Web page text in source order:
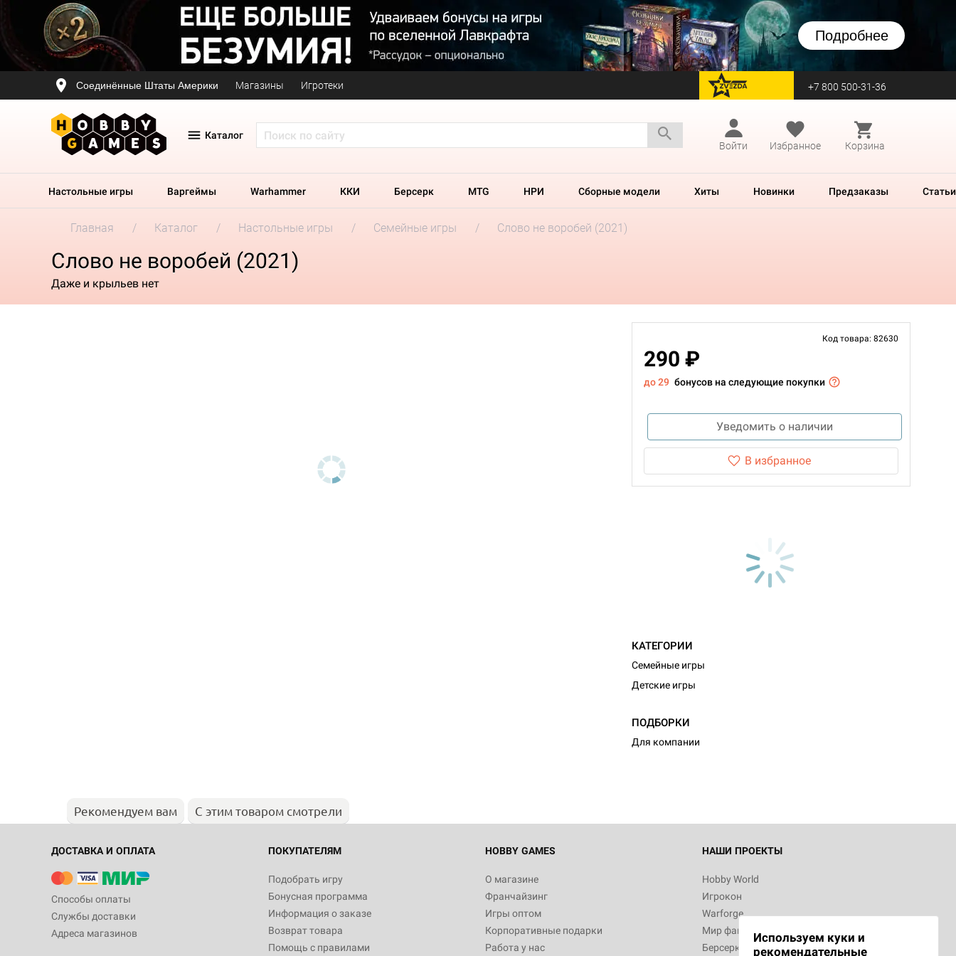
Подробнее
Соединённые Штаты Америки Магазины Игротеки перейти на Zvezda +7 800 500-31-36
Каталог
Войти
Избранное Корзина
Настольные игры Варгеймы Warhammer ККИ Берсерк MTG НРИ Сборные модели Хиты Новинки Предзаказы Статьи
Главная Каталог Настольные игры Семейные игры Слово не воробей (2021)
Слово не воробей (2021)
Даже и крыльев нет
Код товара: 82630
290 ₽
до 29 бонусов на следующие покупки
Уведомить о наличии
В избранное
КАТЕГОРИИ
Семейные игры
Детские игры
ПОДБОРКИ
Для компании
Рекомендуем вам С этим товаром смотрели
ДОСТАВКА И ОПЛАТА
Способы оплаты
Службы доставки
Адреса магазинов
ПОКУПАТЕЛЯМ
Подобрать игру
Бонусная программа
Информация о заказе
Возврат товара
Помощь с правилами
HOBBY GAMES
О магазине
Франчайзинг
Игры оптом
Корпоративные подарки
Работа у нас
НАШИ ПРОЕКТЫ
Hobby World
Игрокон
Warforge
Мир фантастики
Берсерк
Используем куки и
рекомендательные